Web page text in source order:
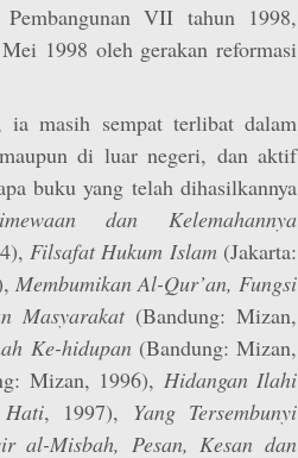
VII tahun 1998,
1998 oleh gerakan reformasi
ia masih sempat terlibat dalam
di luar negeri, dan aktif
buku yang telah dihasilkannya
dan Kelemahannya
Filsafat Hukum Islam (Jakarta:
Membumikan Al-Qur’an, Fungsi
Masyarakat (Bandung: Mizan,
Ke-hidupan (Bandung: Mizan,
Mizan, 1996), Hidangan Ilahi
, 1997),
Yang Tersembunyi
al-Misbah, Pesan, Kesan dan